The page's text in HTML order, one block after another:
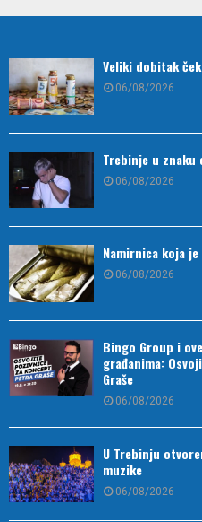
Veliki dobitak
06/08/2026
Trebinje u znaku
06/08/2026
Namirnica koja
06/08/2026
Bingo Group i
građanima:
Graše
06/08/2026
U Trebinju
muzike
06/08/2026